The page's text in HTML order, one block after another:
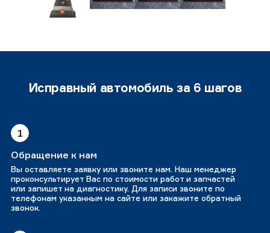
Исправный автомобиль за 6 шагов
1
Обращение к нам
Вы оставляете заявку или звоните нам. Наш менеджер
проконсультирует Вас по стоимости работ и запчастей
или запишет на диагностику. Для записи звоните по
телефонам указанным на сайте или закажите обратный
звонок.